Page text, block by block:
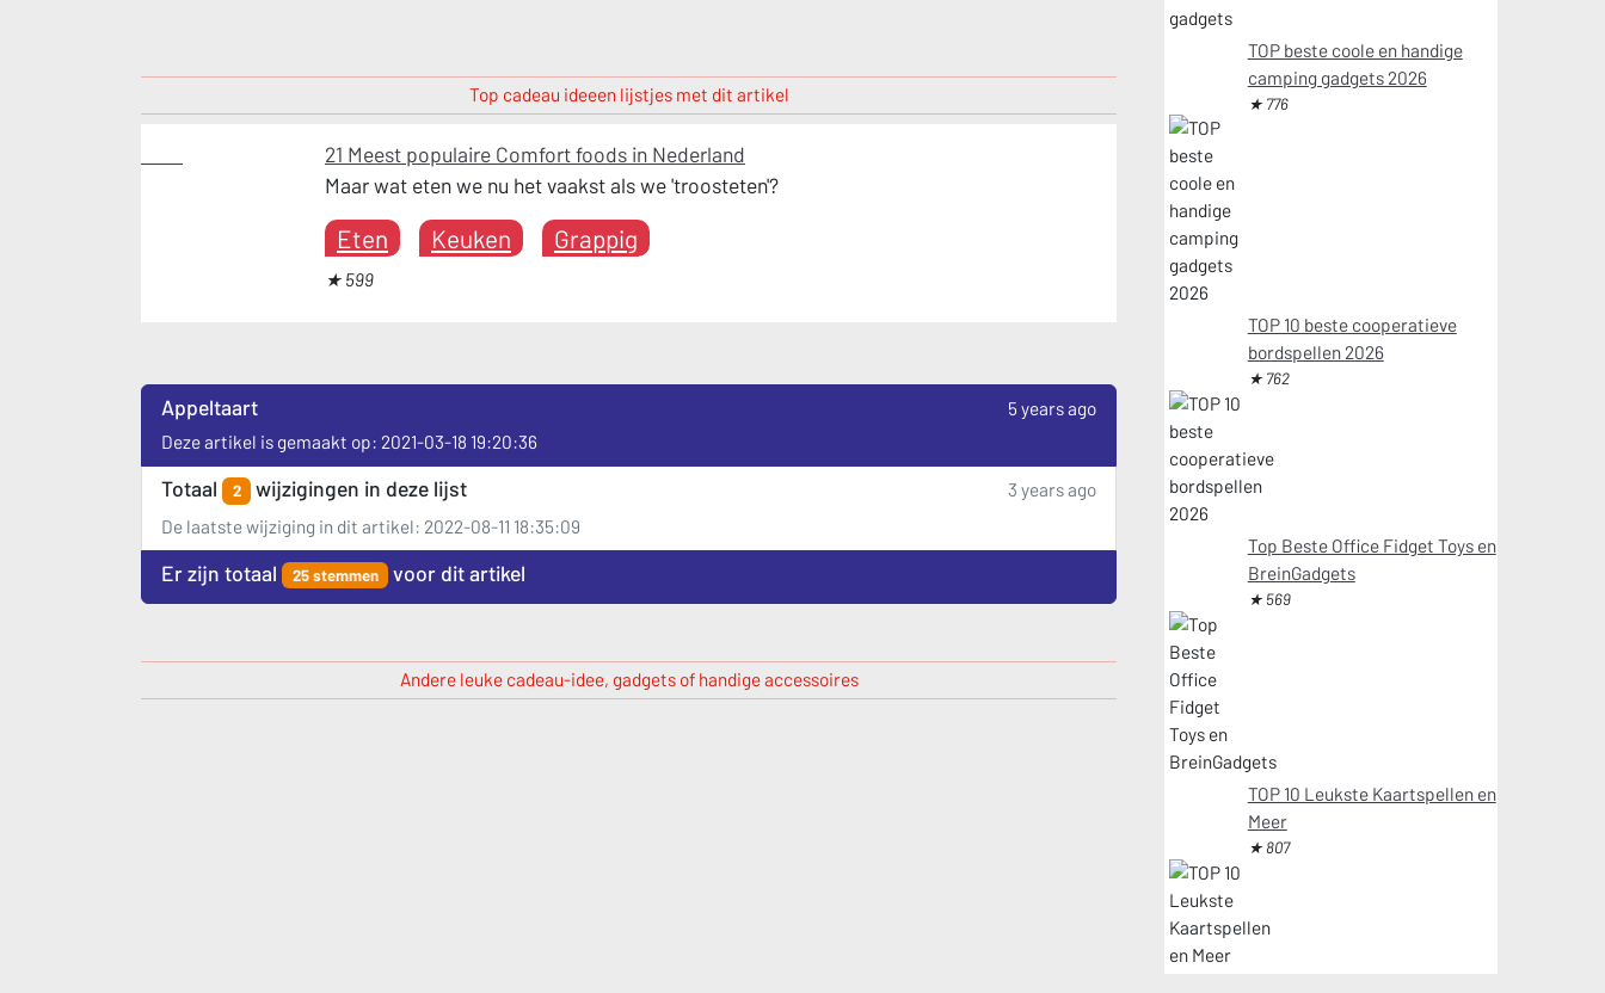
Top cadeau ideeen lijstjes met dit artikel
21 Meest populaire Comfort foods in Nederland
Maar wat eten we nu het vaakst als we 'troosteten'?
Eten Keuken Grappig
★ 599
Appeltaart
5 years ago
Deze artikel is gemaakt op: 2021-03-18 19:20:36
Totaal 2 wijzigingen in deze lijst
3 years ago
De laatste wijziging in dit artikel: 2022-08-11 18:35:09
Er zijn totaal 25 stemmen voor dit artikel
Andere leuke cadeau-idee, gadgets of handige accessoires
TOP beste coole en handige
camping gadgets 2026
★ 776
TOP 10 beste cooperatieve
bordspellen 2026
★ 762
Top Beste Office Fidget Toys en
BreinGadgets
★ 569
TOP 10 Leukste Kaartspellen en
Meer
★ 807